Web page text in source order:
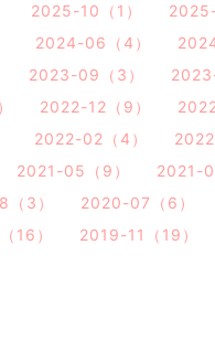
2025-10（1）
2024-06（4）
2023-09（3）
2022-12（9）
2022-02（4）
2021-05（9） 2021-
3）
2020-07（6）
16）
2019-11（19）